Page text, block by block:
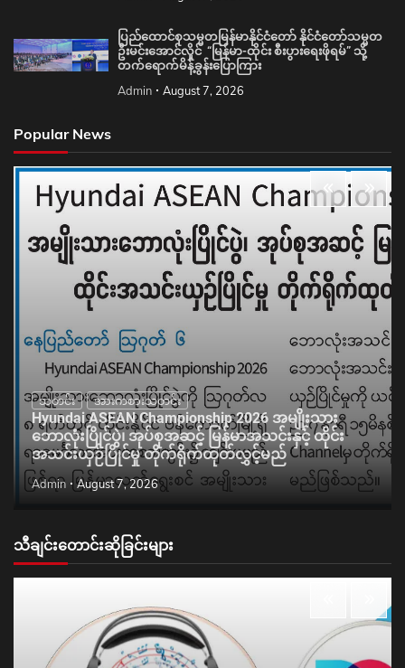
ပြည်ထောင်စုသမ္မတမြန်မာနိုင်ငံတော် နိုင်ငံတော်သမ္မတ
ဦးမင်းအောင်လှိုင် “မြန်မာ-ထိုင်း စီးပွားရေးဖိုရမ်” သို့
တက်ရောက်မိန့်ခွန်းပြောကြား
Admin August 7, 2026
Popular News
သတင်း အားကစားသတင်း
Hyundai ASEAN Championship 2026 အမျိုးသား
ဘောလုံးပြိုင်ပွဲ၊ အုပ်စုအဆင့် မြန်မာအသင်းနှင့် ထိုင်း
အသင်းယှဉ်ပြိုင်မှု တိုက်ရိုက်ထုတ်လွှင့်မည်
Admin August 7, 2026
သီချင်းတောင်းဆိုခြင်းများ